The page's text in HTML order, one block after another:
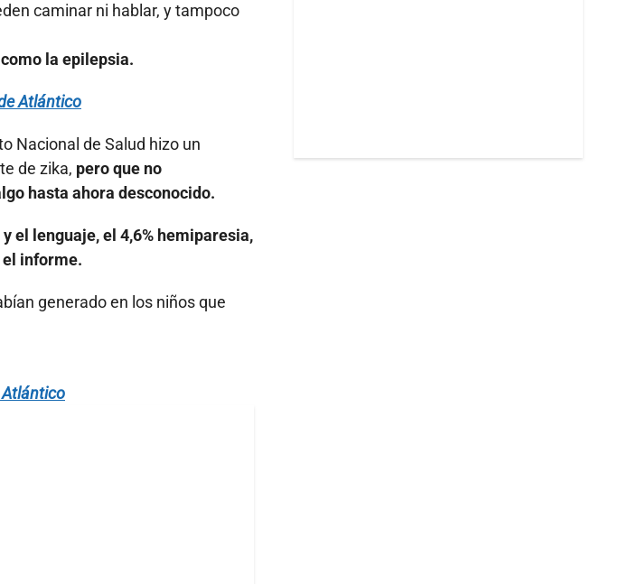
caminar ni hablar, y tampoco
la epilepsia.
Atlántico
Nacional de Salud hizo un
de zika, pero que no
hasta ahora desconocido.
el lenguaje, el 4,6% hemiparesia,
el informe.
generado en los niños que
Atlántico